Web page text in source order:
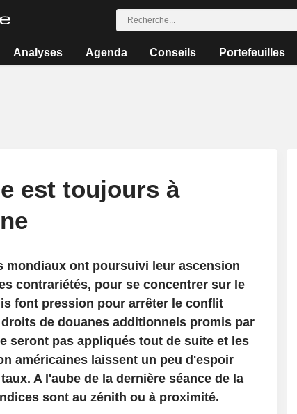
Analyses Agenda Conseils Portefeuilles
est toujours à
mondiaux ont poursuivi leur ascension
contrariétés, pour se concentrer sur le
font pression pour arrêter le conflit
de douanes additionnels promis par
seront pas appliqués tout de suite et les
américaines laissent un peu d'espoir
A l'aube de la dernière séance de la
sont au zénith ou à proximité.